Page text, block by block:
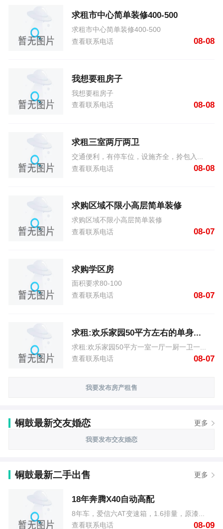
求租市中心简单装修400-500
求租市中心简单装修400-500
查看联系电话
08-08
我想要租房子
我想要租房子
查看联系电话
08-08
求租三室两厅两卫
交通便利，有停车位，设施齐全，拎包入...
查看联系电话
08-08
求购区域不限小高层简单装修
求购区域不限小高层简单装修
查看联系电话
08-07
求购学区房
面积要求80-100
查看联系电话
08-07
求租:欢乐家园50平方左右的单身...
求租:欢乐家园50平方一室一厅一厨一卫一...
查看联系电话
08-07
我要发布房产租售
铜鼓最新交友婚恋 更多
我要发布交友婚恋
铜鼓最新二手出售 更多
18年奔腾X40自动高配
8年车，爱信六AT变速箱，1.6排量，原漆...
查看联系电话
08-09